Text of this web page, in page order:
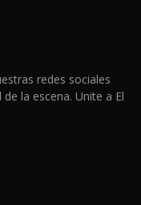
redes sociales
la escena. Unite a El